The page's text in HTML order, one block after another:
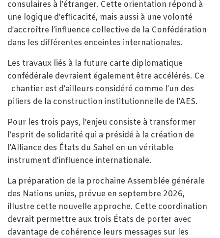
consulaires à l’étranger. Cette orientation répond à
une logique d’efficacité, mais aussi à une volonté
d’accroître l’influence collective de la Confédération
dans les différentes enceintes internationales.
Les travaux liés à la future carte diplomatique
confédérale devraient également être accélérés. Ce
chantier est d’ailleurs considéré comme l’un des
piliers de la construction institutionnelle de l’AES.
Pour les trois pays, l’enjeu consiste à transformer
l’esprit de solidarité qui a présidé à la création de
l’Alliance des États du Sahel en un véritable
instrument d’influence internationale.
La préparation de la prochaine Assemblée générale
des Nations unies, prévue en septembre 2026,
illustre cette nouvelle approche. Cette coordination
devrait permettre aux trois États de porter avec
davantage de cohérence leurs messages sur les